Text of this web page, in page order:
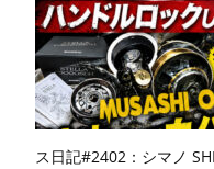
ス日記#2402：シマノ